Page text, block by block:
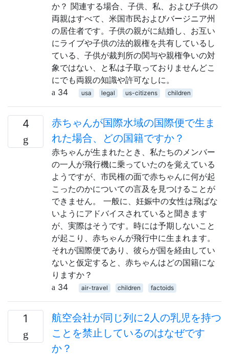
か？ 関連する場合、子供、私、および子供の
両親はすべて、米国市民およびバージニア州
の居住者です。子供の親がに結婚し、お互い
にライブや子供の法的親権を共有しているし
ている、子供が裁判所の関与や親権争いの対
象ではない、と私は子取っておりませんどこ
にでも両親の知識や許可なしに。
34
usa legal us-citizens children
4
赤ちゃんが国際水域の国際便で生ま
れた場合、どの国籍ですか？
赤ちゃんが生まれたとき、私たちのメンバー
の一人が飛行機に乗っていたのを覚えている
ようですが、市民権の面で赤ちゃんに何が起
こったのかについての言及を見つけることが
できません。 一般に、妊娠中の女性は飛ばな
いようにアドバイスされていると聞きます
が、実際はそうです。時には予期しないこと
が起こり、赤ちゃんが飛行中に生まれます。
それが国際便であり、彼らが国を経由してい
ないと仮定すると、赤ちゃんはどの国籍にな
りますか？
34
air-travel children factoids
1
航空会社が同じ列に2人の乳児を持つ
ことを禁止しているのはなぜです
か？